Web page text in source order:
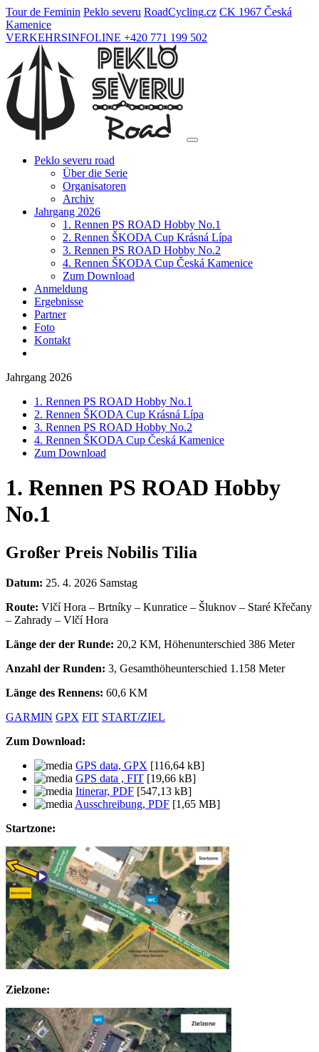
Tour de Feminin Peklo severu RoadCycling.cz CK 1967 Česká
Kamenice
VERKEHRSINFOLINE +420 771 199 502
Peklo severu road
Über die Serie
Organisatoren
Archiv
Jahrgang 2026
1. Rennen PS ROAD Hobby No.1
2. Rennen ŠKODA Cup Krásná Lípa
3. Rennen PS ROAD Hobby No.2
4. Rennen ŠKODA Cup Česká Kamenice
Zum Download
Anmeldung
Ergebnisse
Partner
Foto
Kontakt
Jahrgang 2026
1. Rennen PS ROAD Hobby No.1
2. Rennen ŠKODA Cup Krásná Lípa
3. Rennen PS ROAD Hobby No.2
4. Rennen ŠKODA Cup Česká Kamenice
Zum Download
1. Rennen PS ROAD Hobby
No.1
Großer Preis Nobilis Tilia
Datum: 25. 4. 2026 Samstag
Route: Vlčí Hora – Brtníky – Kunratice – Šluknov – Staré Křečany
– Zahrady – Vlčí Hora
Länge der der Runde: 20,2 KM, Höhenunterschied 386 Meter
Anzahl der Runden: 3, Gesamthöheunterschied 1.158 Meter
Länge des Rennens: 60,6 KM
GARMIN GPX FIT START/ZIEL
Zum Download:
GPS data, GPX [116,64 kB]
GPS data , FIT [19,66 kB]
Itinerar, PDF [547,13 kB]
Ausschreibung, PDF [1,65 MB]
Startzone:
Zielzone: